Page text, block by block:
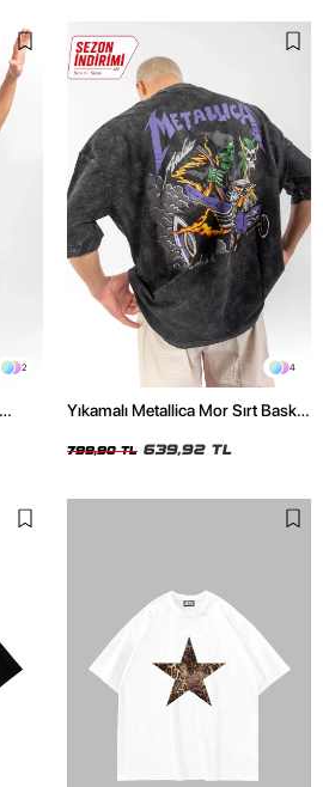
2 4
Yıkamalı Metallica Mor Sırt Baskılı
799,90 TL 639,92 TL